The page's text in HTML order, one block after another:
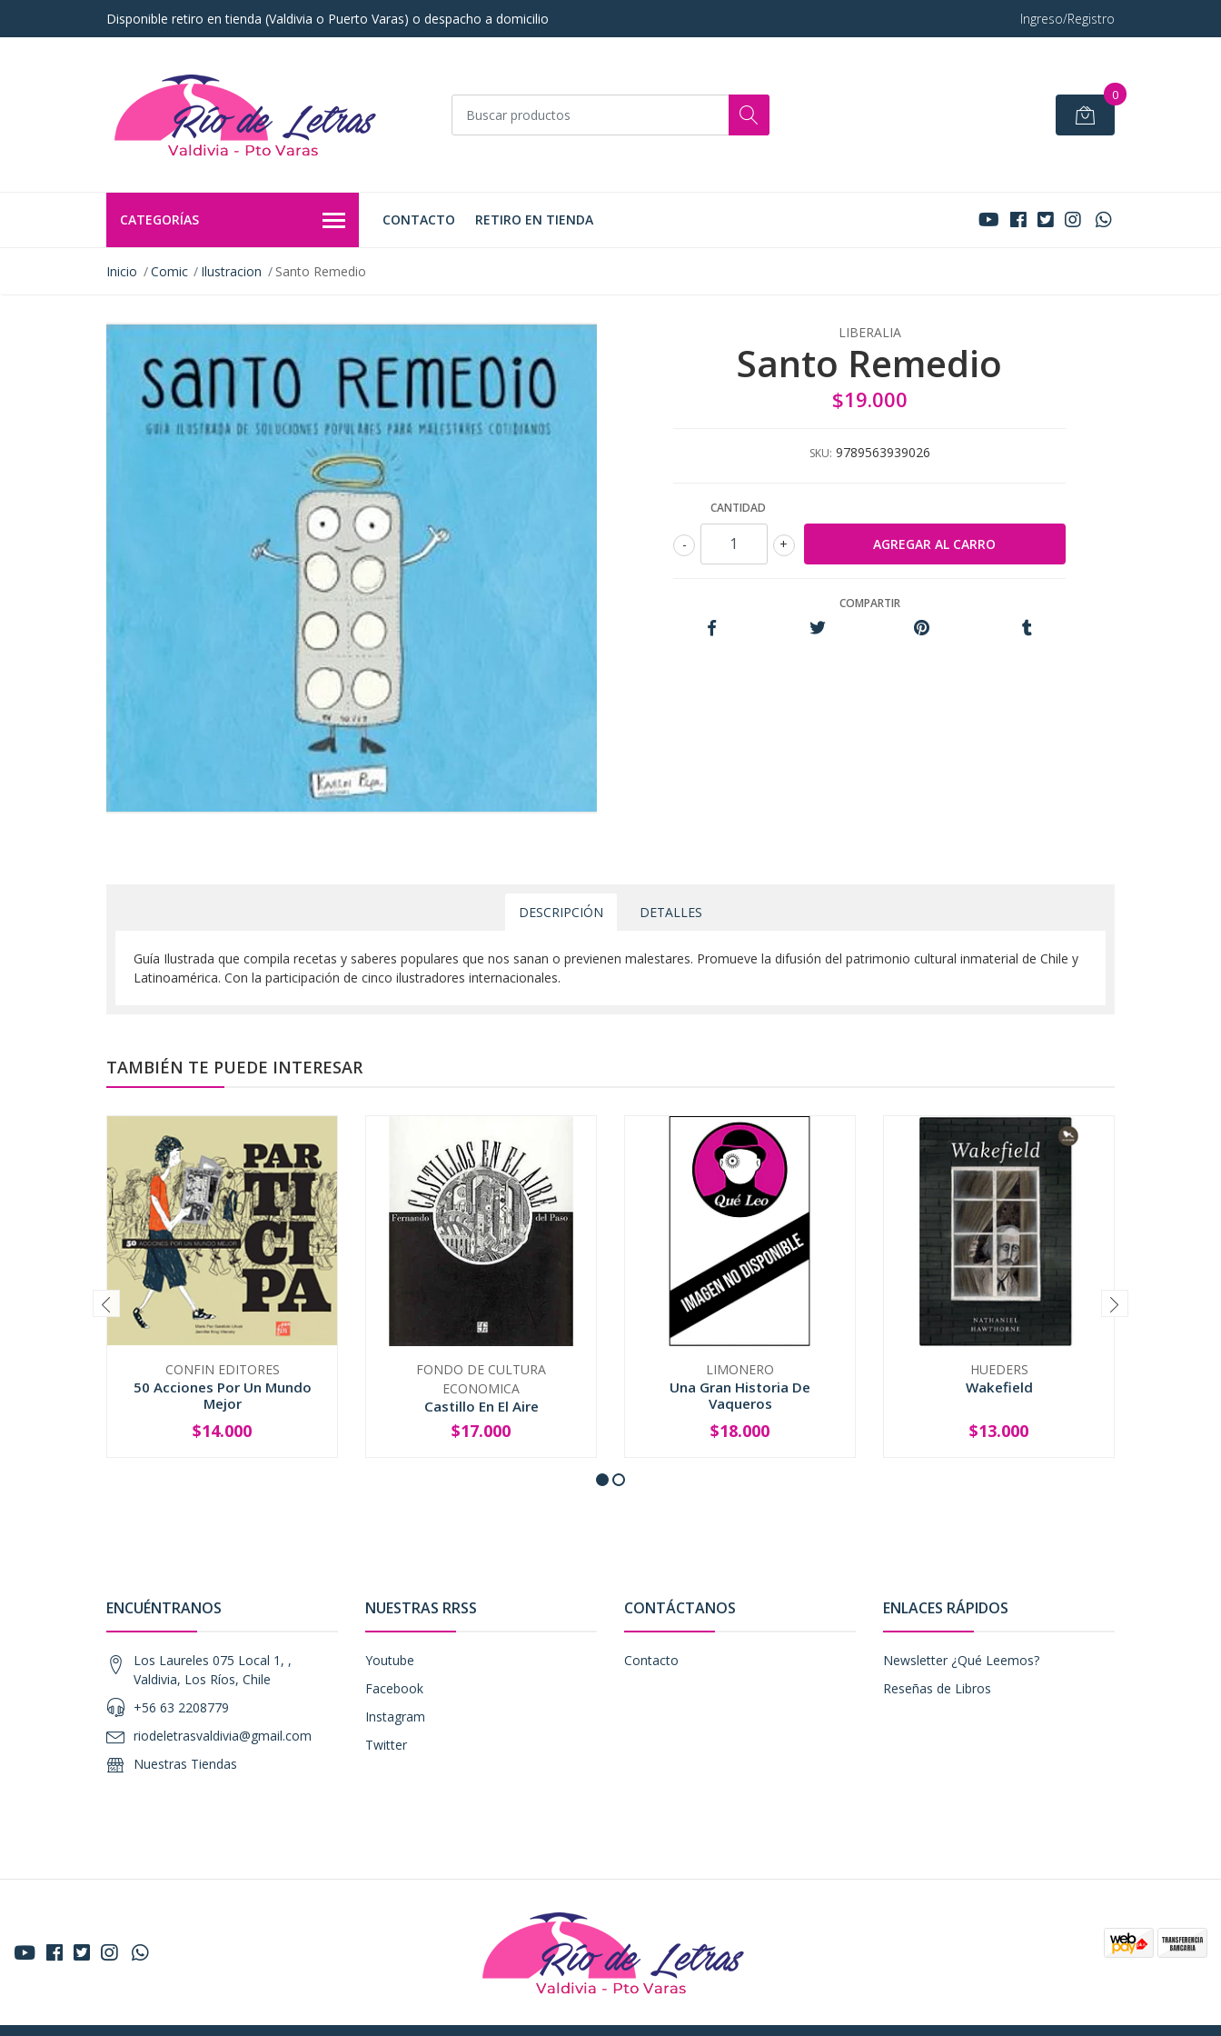
Disponible retiro en tienda (Valdivia o Puerto Varas) o despacho a domicilio Ingreso/Registro
0
CATEGORÍAS CONTACTO RETIRO EN TIENDA
Inicio Comic Ilustracion Santo Remedio
LIBERALIA
Santo Remedio
$19.000
SKU: 9789563939026
CANTIDAD
+
-
COMPARTIR
DESCRIPCIÓN DETALLES
Guía Ilustrada que compila recetas y saberes populares que nos sanan o previenen malestares. Promueve la difusión del patrimonio cultural inmaterial de Chile y
Latinoamérica. Con la participación de cinco ilustradores internacionales.
TAMBIÉN TE PUEDE INTERESAR
CONFIN EDITORES
50 Acciones Por Un Mundo
Mejor
+
$14.000
FONDO DE CULTURA
ECONOMICA
Castillo En El Aire
+
$17.000
LIMONERO
Una Gran Historia De
Vaqueros
+
$18.000
HUEDERS
Wakefield
+
$13.000
ENCUÉNTRANOS
Los Laureles 075 Local 1, ,
Valdivia, Los Ríos, Chile
+56 63 2208779
riodeletrasvaldivia@gmail.com
Nuestras Tiendas
NUESTRAS RRSS
Youtube
Facebook
Instagram
Twitter
CONTÁCTANOS
Contacto
ENLACES RÁPIDOS
Newsletter ¿Qué Leemos?
Reseñas de Libros